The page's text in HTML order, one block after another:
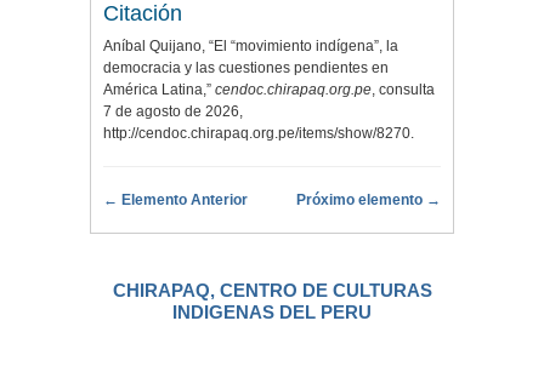
Citación
Aníbal Quijano, “El “movimiento indígena”, la
democracia y las cuestiones pendientes en
América Latina,” cendoc.chirapaq.org.pe, consulta
7 de agosto de 2026,
http://cendoc.chirapaq.org.pe/items/show/8270.
← Elemento Anterior Próximo elemento →
CHIRAPAQ, CENTRO DE CULTURAS
INDIGENAS DEL PERU